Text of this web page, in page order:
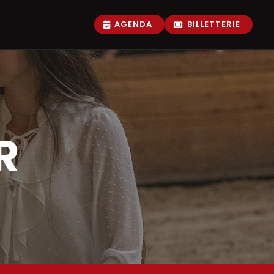
AGENDA BILLETTERIE
loisirs